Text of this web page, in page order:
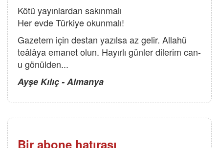
Kötü yayınlardan sakınmalı
Her evde Türkiye okunmalı!
Gazetem için destan yazılsa az gelir. Allahü
teâlâya emanet olun. Hayırlı günler dilerim can-
u gönülden...
Ayşe Kılıç - Almanya
Bir abone hatırası